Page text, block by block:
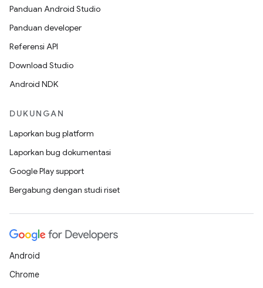
Panduan Android Studio
Panduan developer
Referensi API
Download Studio
Android NDK
DUKUNGAN
Laporkan bug platform
Laporkan bug dokumentasi
Google Play support
Bergabung dengan studi riset
Android
Chrome